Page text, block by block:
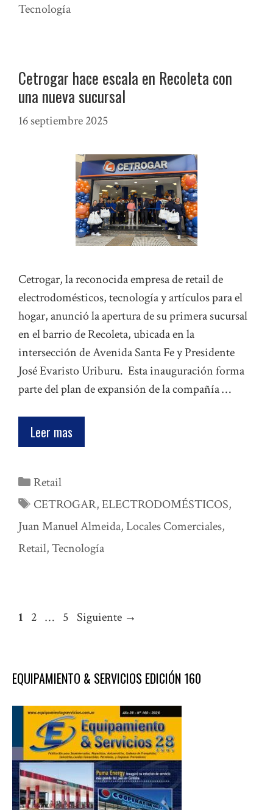
Tecnología
Cetrogar hace escala en Recoleta con
una nueva sucursal
16 septiembre 2025
Cetrogar, la reconocida empresa de retail de
electrodomésticos, tecnología y artículos para el
hogar, anunció la apertura de su primera sucursal
en el barrio de Recoleta, ubicada en la
intersección de Avenida Santa Fe y Presidente
José Evaristo Uriburu. Esta inauguración forma
parte del plan de expansión de la compañía …
Leer mas
Categorías
Retail
Etiquetas
CETROGAR,ELECTRODOMÉSTICOS,
Juan Manuel Almeida,Locales Comerciales,
Retail,Tecnología
Página
1 Página
2 … Página
5 Siguiente →
EQUIPAMIENTO & SERVICIOS EDICIÓN 160